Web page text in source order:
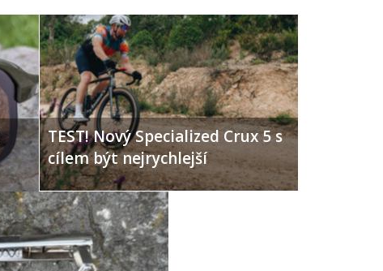
TEST! Nový Specialized Crux 5 s
cílem být nejrychlejší